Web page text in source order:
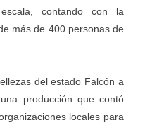
contando con la
más de 400 personas de
del estado Falcón a
producción que contó
locales para